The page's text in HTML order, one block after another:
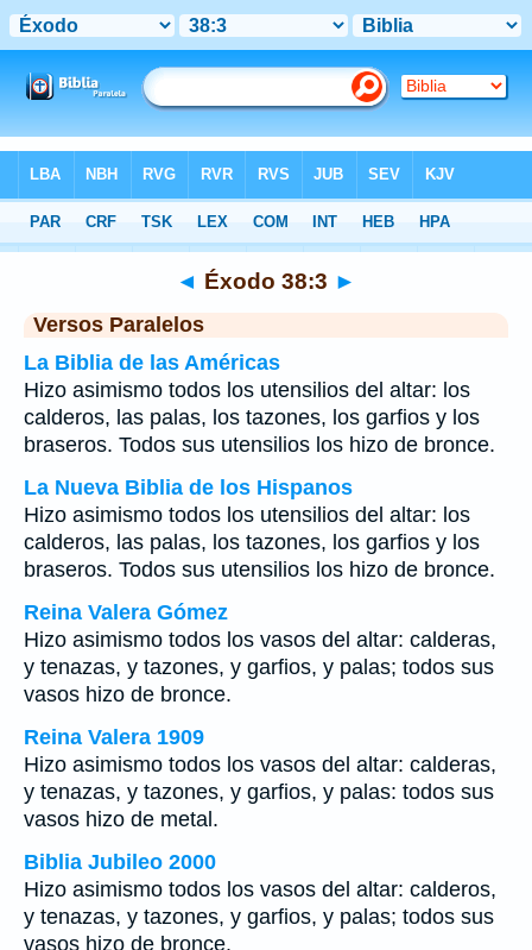
>Éxodo> Capítulo 38 > Verso 3
◄ Éxodo 38:3 ►
Versos Paralelos
La Biblia de las Américas
Hizo asimismo todos los utensilios del altar: los
calderos, las palas, los tazones, los garfios y los
braseros. Todos sus utensilios los hizo de bronce.
La Nueva Biblia de los Hispanos
Hizo asimismo todos los utensilios del altar: los
calderos, las palas, los tazones, los garfios y los
braseros. Todos sus utensilios los hizo de bronce.
Reina Valera Gómez
Hizo asimismo todos los vasos del altar: calderas,
y tenazas, y tazones, y garfios, y palas; todos sus
vasos hizo de bronce.
Reina Valera 1909
Hizo asimismo todos los vasos del altar: calderas,
y tenazas, y tazones, y garfios, y palas: todos sus
vasos hizo de metal.
Biblia Jubileo 2000
Hizo asimismo todos los vasos del altar: calderos,
y tenazas, y tazones, y garfios, y palas; todos sus
vasos hizo de bronce.